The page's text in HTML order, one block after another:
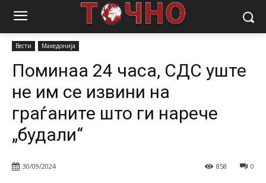
Почетна
Поминаа 24 часа, СДС уште не им се извини на
Вести Македонија
Поминаа 24 часа, СДС уште
не им се извини на
граѓаните што ги нарече
„будали“
30/09/2024 0
858